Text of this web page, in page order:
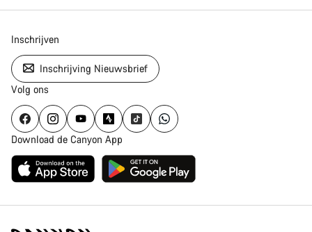
Inschrijven
Inschrijving Nieuwsbrief
Volg ons
Download de Canyon App